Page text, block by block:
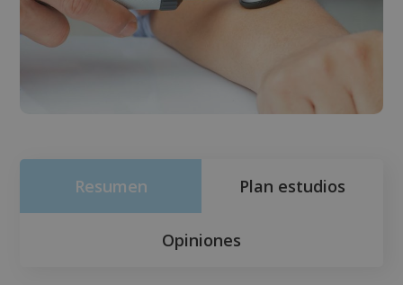
Resumen Plan estudios
Opiniones